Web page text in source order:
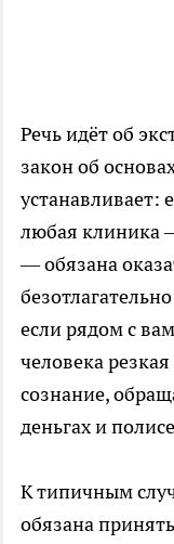
Речь идёт об
закон об
устанавливает:
любая клиника
— обязана
если рядом с
человека
сознание,
деньгах и
К типичным
обязана